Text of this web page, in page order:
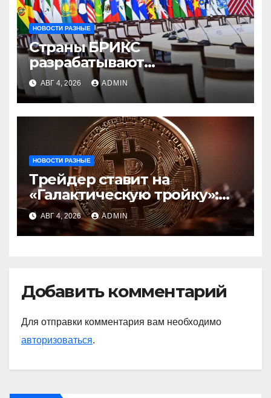
НОВОСТИ РАЗНЫЕ
Страны БРИКС
разрабатывают
инфраструктуру на базе
цифровых валют
центробанков
АВГ 4, 2026 ADMIN
НОВОСТИ РАЗНЫЕ
Трейдер ставит на
«Галактическую тройку»:
Circle, Coinbase и ETH
АВГ 4, 2026 ADMIN
Добавить комментарий
Для отправки комментария вам необходимо
авторизоваться.